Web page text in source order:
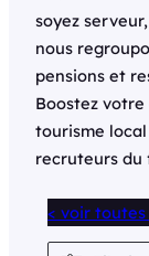
soyez
nous
pensions et
Boostez
tourisme
recruteurs du
< voir